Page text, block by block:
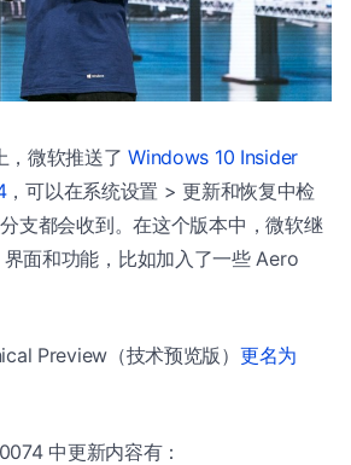
，微软推送了Windows 10 Insider
，可以在系统设置 > 更新和恢复中检
支都会收到。在这个版本中，微软继
面和功能，比如加入了一些 Aero
Preview（技术预览版） 更名为
中更新内容有：